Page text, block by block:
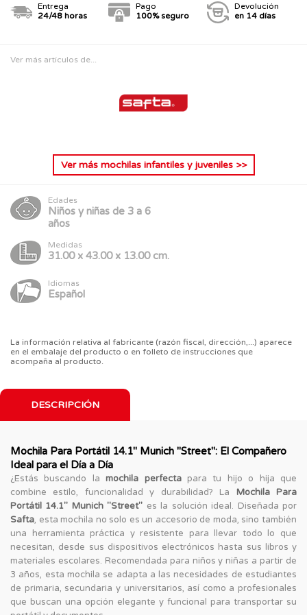
Entrega
24/48 horas
Pago
100% seguro
Devolución
en 14 días
Ver más artículos de...
Ver más mochilas infantiles y juveniles>>
Edades
Niños y niñas de 3 a 6
años
Medidas
31.00 x 43.00 x 13.00 cm.
Idiomas
Español
La información relativa al fabricante (razón fiscal, dirección,...) aparece
en el embalaje del producto o en folleto de instrucciones que
acompaña al producto.
DESCRIPCIÓN
Mochila Para Portátil 14.1'' Munich "Street": El Compañero
Ideal para el Día a Día
¿Estás buscando lamochila perfectapara tu hijo o hija que
combine estilo, funcionalidad y durabilidad? La Mochila Para
Portátil 14.1'' Munich "Street" es la solución ideal. Diseñada por
Safta, esta mochila no solo es un accesorio de moda, sino también
una herramienta práctica y resistente para llevar todo lo que
necesitan, desde sus dispositivos electrónicos hasta sus libros y
materiales escolares. Recomendada para niños y niñas a partir de
3 años, esta mochila se adapta a las necesidades de estudiantes
de primaria, secundaria y universitarios, así como a profesionales
que buscan una opción elegante y funcional para transportar su